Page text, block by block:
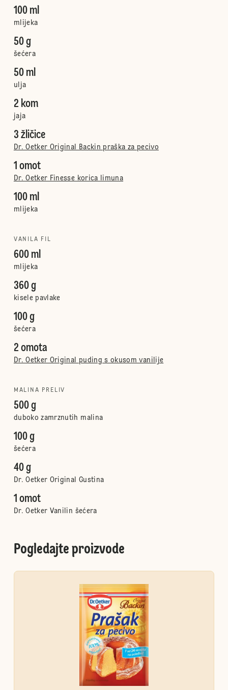
100 ml
mlijeka
50 g
šećera
50 ml
ulja
2 kom
jaja
3 žličice
Dr. Oetker Original Backin praška za pecivo
1 omot
Dr. Oetker Finesse korica limuna
100 ml
mlijeka
VANILA FIL
600 ml
mlijeka
360 g
kisele pavlake
100 g
šećera
2 omota
Dr. Oetker Original puding s okusom vanilije
MALINA PRELIV
500 g
duboko zamrznutih malina
100 g
šećera
40 g
Dr. Oetker Original Gustina
1 omot
Dr. Oetker Vanilin šećera
Pogledajte proizvode